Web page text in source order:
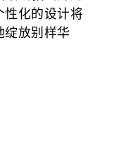
化的设计将
放别样华